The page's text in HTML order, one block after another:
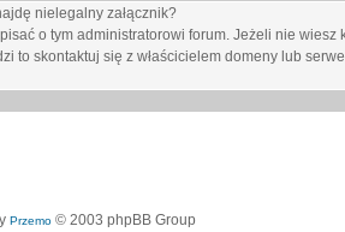
nielegalny załącznik?
o tym administratorowi forum. Jeżeli nie
to skontaktuj się z właścicielem domeny lub
Przemo © 2003 phpBB Group